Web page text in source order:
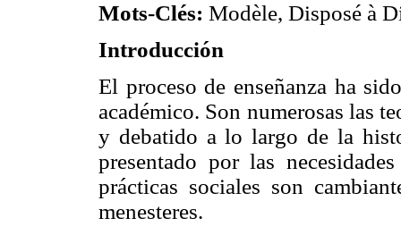
Mots-Clés: Modèle, Disposé à
Introducción
El proceso de enseñanza ha
académico. Son numerosas las
y debatido a lo largo de la
presentado por las
prácticas sociales son
menesteres.